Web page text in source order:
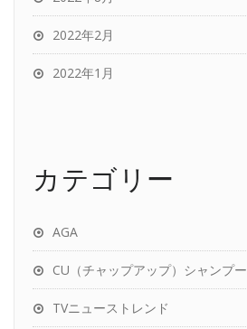
2022年2月
2022年1月
カテゴリー
AGA
CU（チャップアップ）シャンプー
TVニューストレンド